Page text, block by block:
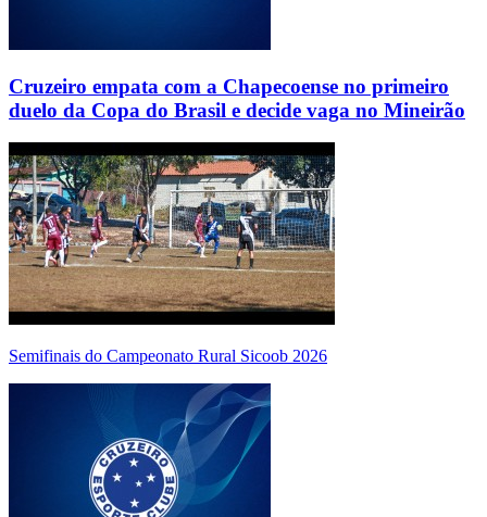
Cruzeiro empata com a Chapecoense no primeiro
duelo da Copa do Brasil e decide vaga no Mineirão
Semifinais do Campeonato Rural Sicoob 2026